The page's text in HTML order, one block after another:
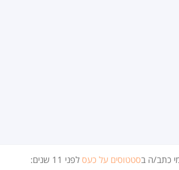
כתב/ה בסטטוסים על כעס לפני 11 שנים :